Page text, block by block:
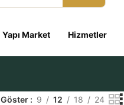
Yapı Market Hizmetler
Göster 9 12 18 24